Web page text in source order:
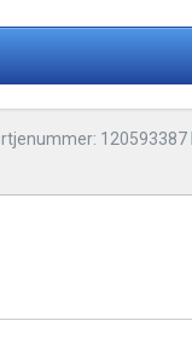
120593387